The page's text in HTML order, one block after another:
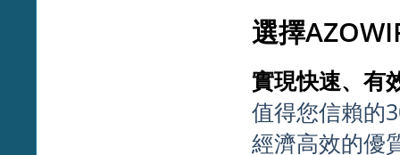
選擇
實現快速、有
值得您信賴的
經濟高效的優